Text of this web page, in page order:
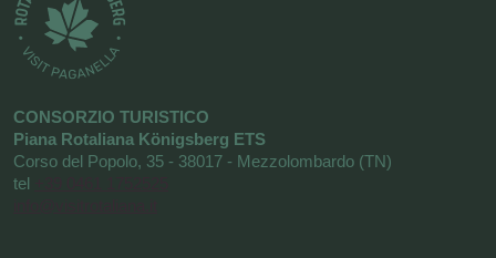
CONSORZIO TURISTICO
Piana Rotaliana Königsberg ETS
Corso del Popolo, 35 - 38017 - Mezzolombardo (TN)
tel